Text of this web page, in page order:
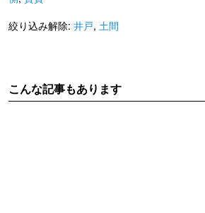
絞り込み解除: 井戸, 土間
こんな記事もあります